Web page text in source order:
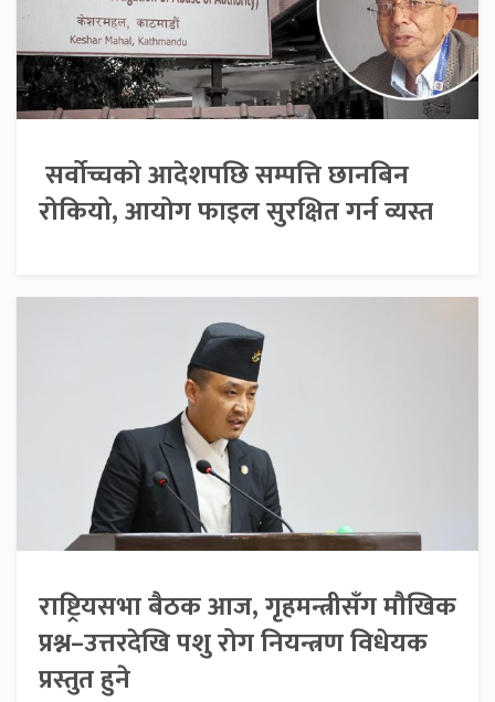
सर्वोच्चको आदेशपछि सम्पत्ति छानबिन
रोकियो, आयोग फाइल सुरक्षित गर्न व्यस्त
राष्ट्रियसभा बैठक आज, गृहमन्त्रीसँग मौखिक
प्रश्न–उत्तरदेखि पशु रोग नियन्त्रण विधेयक
प्रस्तुत हुने